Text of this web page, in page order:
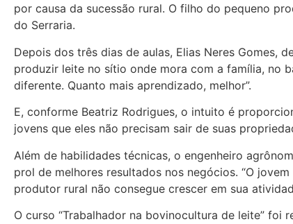
por causa da sucessão rural. O filho do pequeno
do Serraria.
Depois dos três dias de aulas, Elias Neres Gomes,
produzir leite no sítio onde mora com a família, no
diferente. Quanto mais aprendizado, melhor”.
E, conforme Beatriz Rodrigues, o intuito é
jovens que eles não precisam sair de suas
Além de habilidades técnicas, o engenheiro
prol de melhores resultados nos negócios. “O
produtor rural não consegue crescer em sua
O curso “Trabalhador na bovinocultura de leite” foi